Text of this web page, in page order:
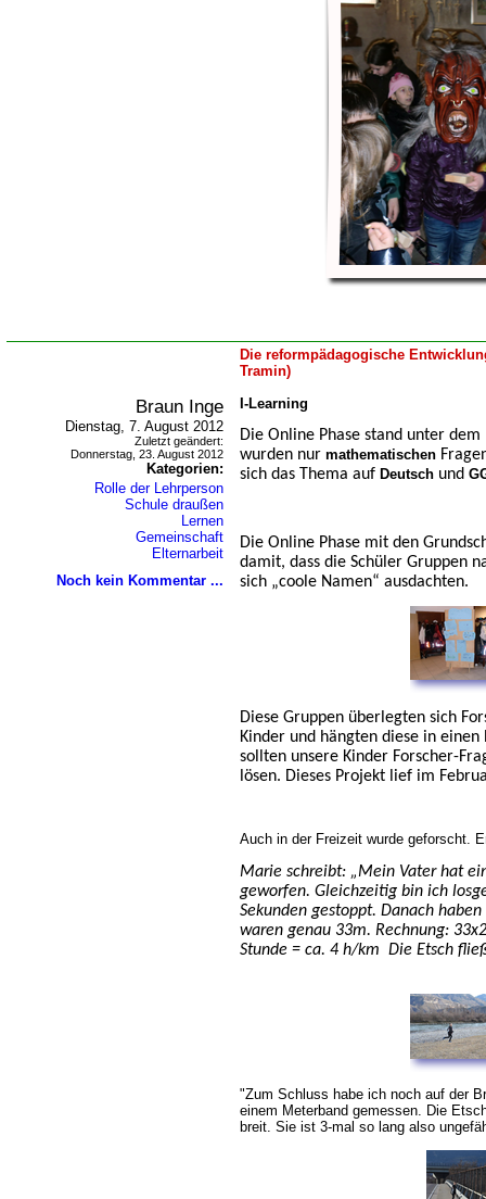
Die reformpädagogische
Tramin)
Braun Inge
Dienstag, 7. August 2012
Zuletzt geändert:
Donnerstag, 23. August 2012
Kategorien:
Rolle der Lehrperson
Schule draußen
Lernen
Gemeinschaft
Elternarbeit
Noch kein Kommentar ...
I-Learning
Die Online Phase stand unter dem
wurden nur mathematischen
sich das Thema auf Deutsch und
Die Online Phase mit den
damit, dass die Schüler Gruppen
sich „coole Namen“ ausdachten.
Diese Gruppen überlegten sich
Kinder und hängten diese in
sollten unsere Kinder Forscher-
lösen. Dieses Projekt lief im
Auch in der Freizeit wurde geforscht.
Marie schreibt: „Mein Vater hat
geworfen. Gleichzeitig bin ich
Sekunden gestoppt. Danach
waren genau 33m. Rechnung:
Stunde = ca. 4 h/km Die Etsch
"Zum Schluss habe ich noch auf der
einem Meterband gemessen. Die
breit. Sie ist 3-mal so lang also